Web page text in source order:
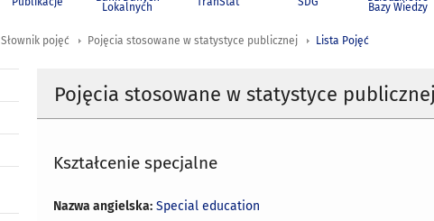
Lokalnych Bazy Wiedzy
Słownik pojęć Pojęcia stosowane w statystyce publicznej Lista Pojęć
Pojęcia stosowane w statystyce publicznej
Kształcenie specjalne
Nazwa angielska: Special education